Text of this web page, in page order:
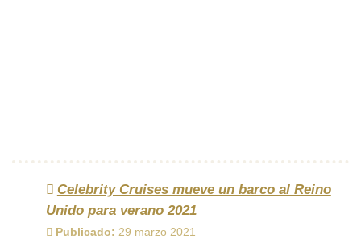
Celebrity Cruises mueve un barco al Reino
Unido para verano 2021
Publicado: 29 marzo 2021